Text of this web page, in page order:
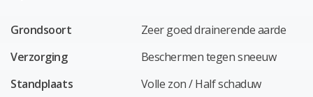
Grondsoort
Zeer goed drainerende aarde
Verzorging
Beschermen tegen sneeuw
Standplaats
Volle zon / Half schaduw